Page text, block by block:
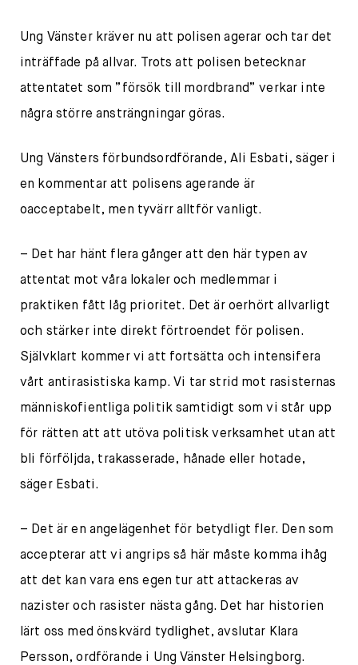
Ung Vänster kräver nu att polisen agerar och tar det
inträffade på allvar. Trots att polisen betecknar
attentatet som ”försök till mordbrand” verkar inte
några större ansträngningar göras.
Ung Vänsters förbundsordförande, Ali Esbati, säger i
en kommentar att polisens agerande är
oacceptabelt, men tyvärr alltför vanligt.
– Det har hänt flera gånger att den här typen av
attentat mot våra lokaler och medlemmar i
praktiken fått låg prioritet. Det är oerhört allvarligt
och stärker inte direkt förtroendet för polisen.
Självklart kommer vi att fortsätta och intensifera
vårt antirasistiska kamp. Vi tar strid mot rasisternas
människofientliga politik samtidigt som vi står upp
för rätten att att utöva politisk verksamhet utan att
bli förföljda, trakasserade, hånade eller hotade,
säger Esbati.
– Det är en angelägenhet för betydligt fler. Den som
accepterar att vi angrips så här måste komma ihåg
att det kan vara ens egen tur att attackeras av
nazister och rasister nästa gång. Det har historien
lärt oss med önskvärd tydlighet, avslutar Klara
Persson, ordförande i Ung Vänster Helsingborg.